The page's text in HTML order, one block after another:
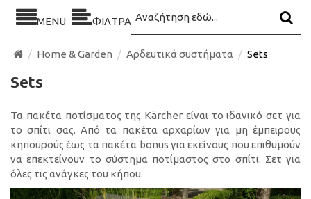
ΦΙΛΤΡΑ
MENU
Home & Garden Αρδευτικά συστήματα Sets
Sets
Τα πακέτα ποτίσματος της Kärcher είναι το ιδανικό σετ για
το σπίτι σας. Από τα πακέτα αρχαρίων για μη έμπειρους
κηπουρούς έως τα πακέτα bonus για εκείνους που επιθυμούν
να επεκτείνουν το σύστημα ποτίμαστος στο σπίτι. Σετ για
όλες τις ανάγκες του κήπου.